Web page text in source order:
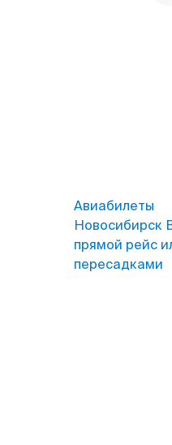
Авиабилеты
Новосибирск
прямой рейс
пересадками